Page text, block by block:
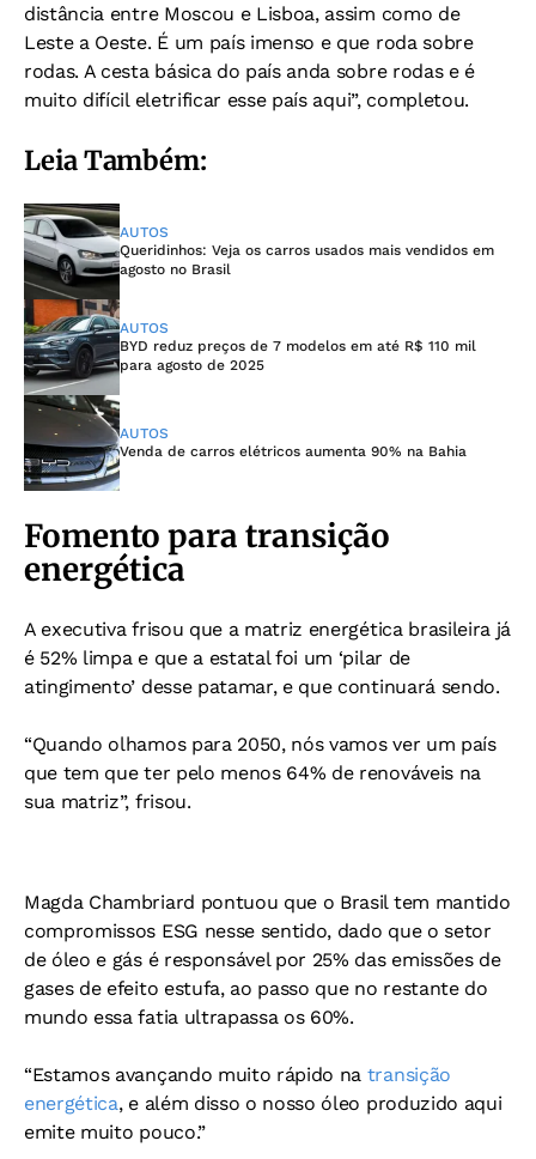
distância entre Moscou e Lisboa, assim como de
Leste a Oeste. É um país imenso e que roda sobre
rodas. A cesta básica do país anda sobre rodas e é
muito difícil eletrificar esse país aqui”, completou.
Leia Também:
AUTOS
Queridinhos: Veja os carros usados mais vendidos em
agosto no Brasil
AUTOS
BYD reduz preços de 7 modelos em até R$ 110 mil
para agosto de 2025
AUTOS
Venda de carros elétricos aumenta 90% na Bahia
Fomento para transição
energética
A executiva frisou que a matriz energética brasileira já
é 52% limpa e que a estatal foi um ‘pilar de
atingimento’ desse patamar, e que continuará sendo.
“Quando olhamos para 2050, nós vamos ver um país
que tem que ter pelo menos 64% de renováveis na
sua matriz”, frisou.
Magda Chambriard pontuou que o Brasil tem mantido
compromissos ESG nesse sentido, dado que o setor
de óleo e gás é responsável por 25% das emissões de
gases de efeito estufa, ao passo que no restante do
mundo essa fatia ultrapassa os 60%.
“Estamos avançando muito rápido na transição
energética, e além disso o nosso óleo produzido aqui
emite muito pouco.”